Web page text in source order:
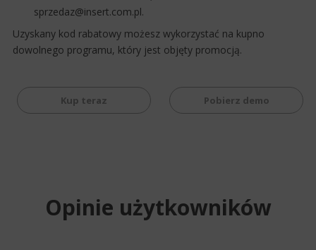
sprzedaz@insert.com.pl.
Uzyskany kod rabatowy możesz wykorzystać na kupno
dowolnego programu, który jest objęty promocją.
Pobierz demo
Kup teraz
Opinie użytkowników